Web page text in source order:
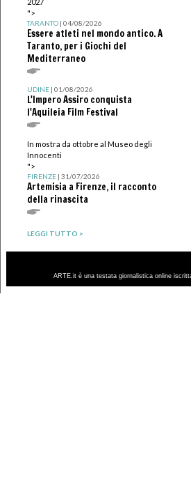
2027
">
TARANTO| 04/08/2026
Essere atleti nel mondo antico. A
Taranto, per i Giochi del
Mediterraneo
UDINE| 01/08/2026
L'Impero Assiro conquista
l'Aquileia Film Festival
In mostra da ottobre al Museo degli
Innocenti
">
FIRENZE| 31/07/2026
Artemisia a Firenze, il racconto
della rinascita
LEGGI TUTTO >
ARTE.it è una testata giornalistica online